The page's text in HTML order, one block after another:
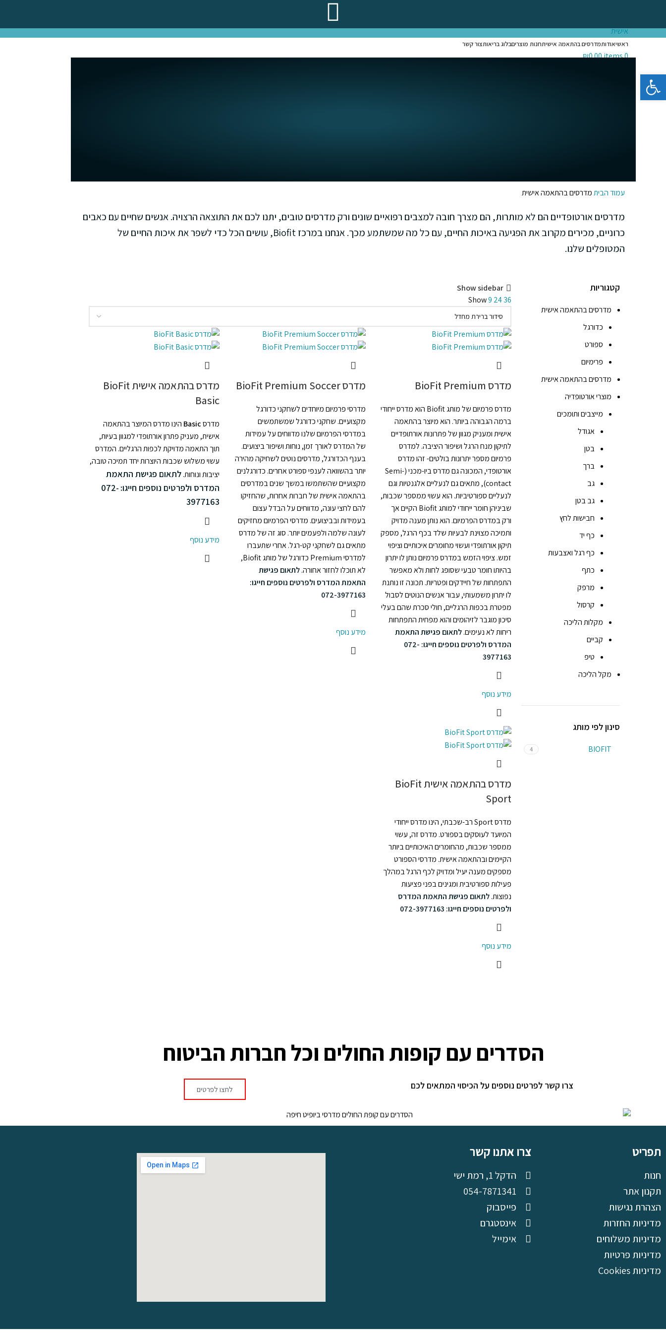
ראשיאודותמדרסים בהתאמה אישיתחנות מוצריםבלוג בריאותצור קשר
0
items
₪0.00
עמוד הביתמדרסים בהתאמה אישית
מדרסים אורטופדיים הם לא מותרות, הם מצרך חובה למצבים רפואיים שונים ורק מדרסים טובים, יתנו לכם את התוצאה הרצויה. אנשים שחיים עם כאבים
כרוניים, מכירים מקרוב את הפגיעה באיכות החיים, עם כל מה שמשתמע מכך. אנחנו במרכז Biofit, עושים הכל כדי לשפר את איכות החיים של
המטופלים שלנו.
קטגוריות
מדרסים בהתאמה אישית
כדורגל
ספורט
פרימיום
מדרסים בהתאמה אישית
מוצרי אורטופדיה
מייצבים ותומכים
אגודל
בטן
ברך
גב
גב בטן
חבישות לחץ
כף יד
כף רגל ואצבעות
כתף
מרפק
קרסול
מקלות הליכה
קביים
טיפ
מקל הליכה
סינון לפי מותג
BIOFIT
4
Show sidebar
Show9 2436
מדרס BioFit Premium
מדרס פרמיום של מותג Biofit הוא מדרס ייחודי
ברמה הגבוהה ביותר. הוא מיוצר בהתאמה
אישית ומעניק מגוון של פתרונות אורתופדיים
לתיקון מנח הרגל ושיפור היציבה. למדרס
פרמיום מספר יתרונות בולטים- זהו מדרס
אורטופדי, המכונה גם מדרס ביו-מכני (Semi-
contact), מתאים גם לנעליים אלגנטיות וגם
לנעליים ספורטיביות. הוא עשוי ממספר שכבות,
שביניהן חומר ייחודי למותג Biofit הקיים אך
ורק במדרס הפרמיום. הוא נותן מענה מדויק
ותמיכה מצוינת לבעיות שלד בכף הרגל, מספק
תיקון אורתופדי ועשוי מחומרים איכותיים וציפוי
זמש. ציפוי הזמש במדרס פרמיום נותן לו יתרון
בהיותו חומר טבעי שסופג לחות ולא מאפשר
התפתחות של חיידקים ופטריות. תכונה זו נותנת
לו יתרון משמעותי, עבור אנשים הנוטים לסבול
מפטרת בכפות הרגליים, חולי סכרת שהם בעלי
סיכון מוגבר לזיהומים והוא מפחית התפתחות
ריחות לא נעימים.לתאום פגישת התאמת
המדרס ולפרטים נוספים חייגו: 072-
3977163
מידע נוסף
מדרס BioFit Premium Soccer
מדרסי פרמיום מיוחדים לשחקני כדורגל
מקצועיים. שחקני כדורגל שמשתמשים
במדרסי הפרמיום שלנו מדווחים על עמידות
של המדרס לאורך זמן, נוחות ושיפור ביצועים.
בענף הכדורגל, מדרסים נוטים לשחיקה מהירה
יותר בהשוואה לענפי ספורט אחרים. כדורגלנים
מקצועיים שהשתמשו במשך שנים במדרסים
בהתאמה אישית של חברות אחרות, שהחזיקו
להם לחצי עונה, מדווחים על הבדל עצום
בעמידות ובביצועים. מדרסי הפרמיום מחזיקים
לעונה שלמה ולפעמים יותר. סוג זה של מדרס
מתאים גם לשחקני קט-רגל. אחרי שתעברו
למדרסי Premium כדורגל של מותג Biofit,
לא תוכלו לחזור אחורה.לתאום פגישת
התאמת המדרס ולפרטים נוספים חייגו:
072-3977163
מידע נוסף
מדרס בהתאמה אישית BioFit
Basic
מדרסBasic הינו מדרס המיוצר בהתאמה
אישית, מעניק פתרון אורתופדי למגוון בעיות,
תוך התאמה מדויקת לכפות הרגליים. המדרס
עשוי משלוש שכבות היוצרות יחד תמיכה טובה,
יציבות ונוחות.לתאום פגישת התאמת
המדרס ולפרטים נוספים חייגו: 072-
3977163
מידע נוסף
מדרס בהתאמה אישית BioFit
Sport
מדרס Sport רב-שכבתי, הינו מדרס ייחודי
המיועד לעוסקים בספורט. מדרס זה, עשוי
ממספר שכבות, מהחומרים האיכותיים ביותר
הקיימים ובהתאמה אישית. מדרסי הספורט
מספקים מענה יעיל ומדויק לכף הרגל במהלך
פעילות ספורטיבית ומגינים בפני פציעות
נפוצות.לתאום פגישת התאמת המדרס
ולפרטים נוספים חייגו: 072-3977163
מידע נוסף
הסדרים עם קופות החולים וכל חברות הביטוח
צרו קשר לפרטים נוספים על הכיסוי המתאים לכם לחצו לפרטים
תפריט
חנות
תקנון אתר
הצהרת נגישות
מדיניות החזרות
מדיניות משלוחים
מדיניות פרטיות
מדיניות Cookies
צרו אתנו קשר
הדקל 1, רמת ישי
054-7871341
פייסבוק
אינסטגרם
אימייל
פתח סרגל נגישות